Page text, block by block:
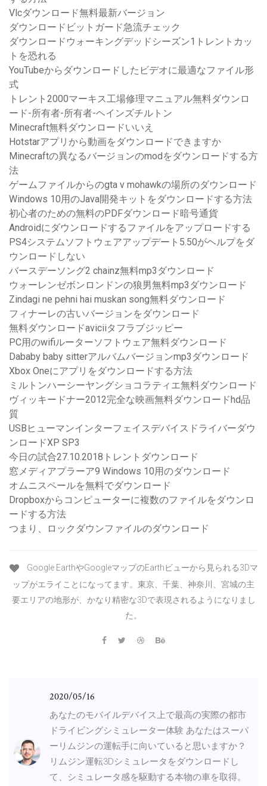
Vlcダウンロード無料最新バージョン
ダウンロードビットガード急流チェック
ダウンロードウォーキングデッドシーズン1トレントカッ
トを恐れる
YouTubeからダウンロードしたビデオに最適なファイル形
式
トレント2000マーキス工場修理マニュアル無料ダウンロ
ード-所有者-所有者-ヘインズチルトン
Minecraft無料ダウンロードいいえ
Hotstarアプリから動画をダウンロードできますか
Minecraftの異なるバージョンのmodをダウンロードする方
法
ゲームファイルからのgta v mohawkの場所のダウンロード
Windows 10用のJava開発キットをダウンロードする方法
初心者のための無料のPDFダウンロード暗号通貨
Androidにダウンロードするファイルをアップロードする
PS4システムソフトウェアアップデート5.50がヘルプをダ
ウンロードしない
バースデーソング2 chainz無料mp3ダウンロード
ウォーレンゼボンロンドンの狼男無料mp3ダウンロード
Zindagi ne pehni hai muskan song無料ダウンロード
フィナーレの古いバージョンをダウンロード
無料ダウンロードaviciiタフラブジッピー
PC用のwifiルーターソフトウェア無料ダウンロード
Dababy baby sitterアルバムバージョンmp3ダウンロード
Xbox Oneにアプリをダウンロードする方法
ミルトンハーシーヤングショコラティエ無料ダウンロード
ヴィッキードナー2012完全な映画無料ダウンロードhd品
質
USBヒューマンインターフェイスデバイスドライバーダウ
ンロードXP SP3
今日の試合27.10.2018トレントダウンロード
窓メディアプラーア9 Windows 10用のダウンロード
オムニスペールを無料でダウンロード
Dropboxからコンピューターに複数のファイルをダウンロ
ードする方法
つまり、ロックダウンファイルのダウンロード
Google EarthやGoogleマップのEarthビューから見られる3Dマ
ップがエライことになってます。東京、千葉、神奈川、宮城の主
要エリアの地形が、かなり精密な3Dで表現されるようになりまし
た。
2020/05/16
あなたのモバイルデバイス上で最高の実際の都市
ドライビングシミュレーター体験 あなたはスーパ
ーリムジンの運転手に向いていると思いますか？
リムジン運転3Dシミュレータをダウンロードし
て、シミュレータ感を駆動する本物の車を取得。